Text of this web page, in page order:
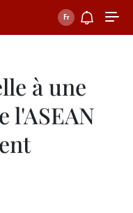
à une
l'ASEAN